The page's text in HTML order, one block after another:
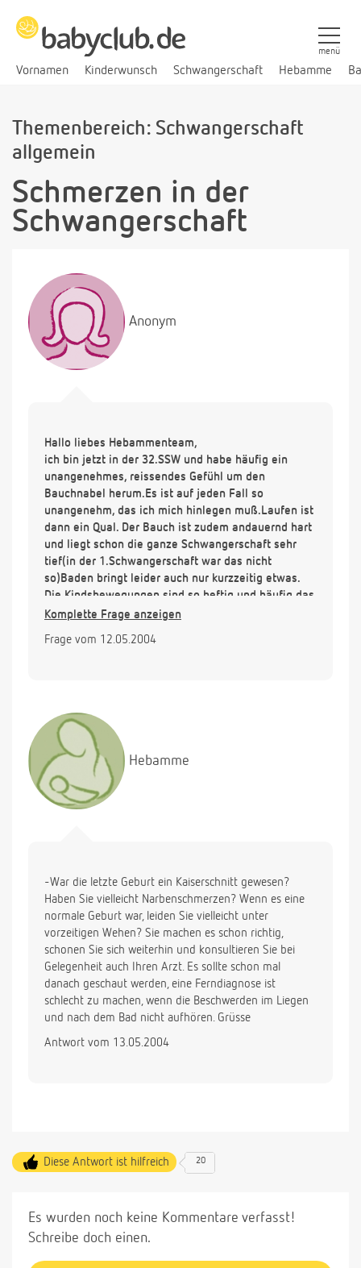
Vornamen Kinderwunsch Schwangerschaft Hebamme
menü
Themenbereich: Schwangerschaft
allgemein
Schmerzen in der
Schwangerschaft
Anonym
Hallo liebes Hebammenteam,
ich bin jetzt in der 32.SSW und habe häufig ein
unangenehmes, reissendes Gefühl um den
Bauchnabel herum.Es ist auf jeden Fall so
unangenehm, das ich mich hinlegen muß.Laufen ist
dann ein Qual. Der Bauch ist zudem andauernd hart
und liegt schon die ganze Schwangerschaft sehr
tief(in der 1.Schwangerschaft war das nicht
so)Baden bringt leider auch nur kurzzeitig etwas.
Die Kindsbewegungen sind so heftig und häufig das
es auch mehr unangenehm als schön ist. Würde
und meinen Arzt deshalb auch nochmal aufsuchen.
Komplette Frage anzeigen
Frage vom 12.05.2004
Hebamme
-War die letzte Geburt ein Kaiserschnitt gewesen?
Haben Sie vielleicht Narbenschmerzen? Wenn es eine
normale Geburt war, leiden Sie vielleicht unter
vorzeitigen Wehen? Sie machen es schon richtig,
schonen Sie sich weiterhin und konsultieren Sie bei
Gelegenheit auch Ihren Arzt. Es sollte schon mal
danach geschaut werden, eine Ferndiagnose ist
schlecht zu machen, wenn die Beschwerden im Liegen
und nach dem Bad nicht aufhören. Grüsse
Antwort vom 13.05.2004
Diese Antwort ist hilfreich 20
Es wurden noch keine Kommentare verfasst!
Schreibe doch einen.